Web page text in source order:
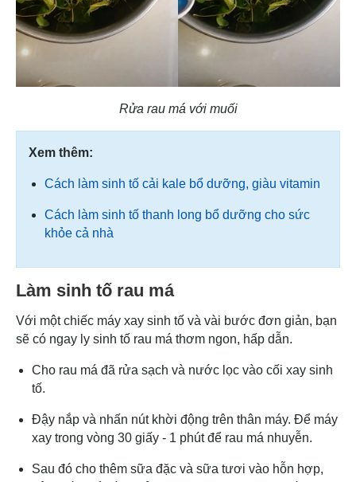
Rửa rau má với muối
Xem thêm:
Cách làm sinh tố cải kale bổ dưỡng, giàu vitamin
Cách làm sinh tố thanh long bổ dưỡng cho sức
khỏe cả nhà
Làm sinh tố rau má
Với một chiếc máy xay sinh tố và vài bước đơn giản, bạn
sẽ có ngay ly sinh tố rau má thơm ngon, hấp dẫn.
Cho rau má đã rửa sạch và nước lọc vào cối xay sinh
tố.
Đậy nắp và nhấn nút khời động trên thân máy. Để máy
xay trong vòng 30 giấy - 1 phút để rau má nhuyễn.
Sau đó cho thêm sữa đặc và sữa tươi vào hỗn hợp,